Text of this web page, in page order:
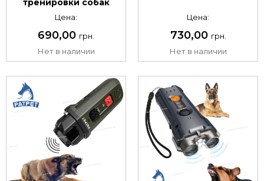
Цена:
690,00 грн.
Нет в наличии
Цена:
730,00 грн.
Нет в наличии